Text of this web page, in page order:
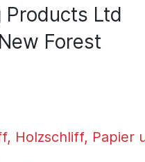
Products Ltd
Forest
Holzschliff, Papier